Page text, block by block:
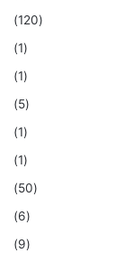
(120)
(1)
(1)
(5)
(1)
(1)
(50)
(6)
(9)